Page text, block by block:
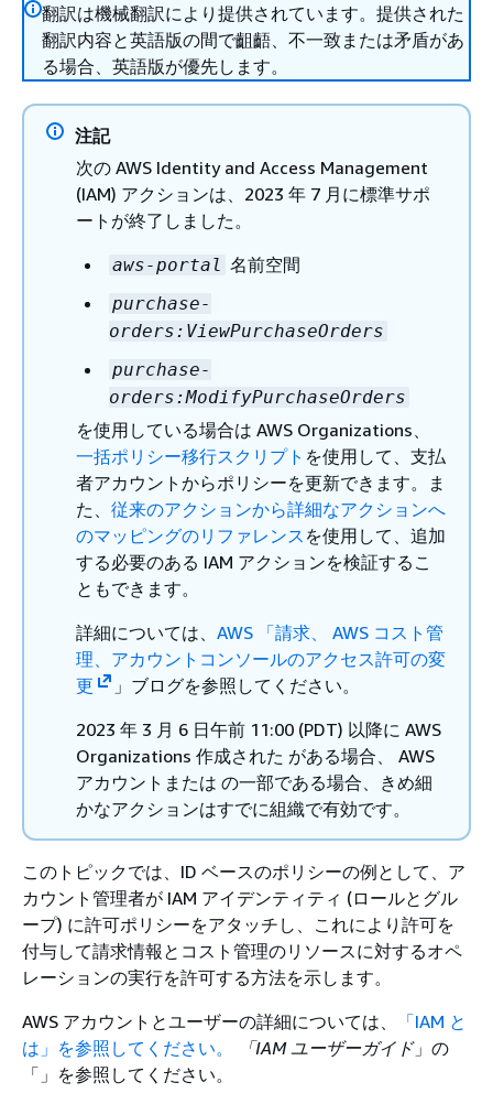
翻訳は機械翻訳により提供されています。提供された
翻訳内容と英語版の間で齟齬、不一致または矛盾があ
る場合、英語版が優先します。
注記
次の AWS Identity and Access Management
(IAM) アクションは、2023 年 7 月に標準サポ
ートが終了しました。
aws-portal 名前空間
purchase-
orders:ViewPurchaseOrders
purchase-
orders:ModifyPurchaseOrders
を使用している場合は AWS Organizations、
一括ポリシー移行スクリプト を使用して、支払
者アカウントからポリシーを更新できます。ま
た、 従来のアクションから詳細なアクションへ
のマッピングのリファレンス を使用して、追加
する必要のある IAM アクションを検証するこ
ともできます。
詳細については、 AWS 「請求、 AWS コスト管
理、アカウントコンソールのアクセス許可の変
更
」ブログを参照してください。
2023 年 3 月 6 日午前 11:00 (PDT) 以降に AWS
Organizations 作成された がある場合、 AWS
アカウントまたは の一部である場合、きめ細
かなアクションはすでに組織で有効です。
このトピックでは、ID ベースのポリシーの例として、ア
カウント管理者が IAM アイデンティティ (ロールとグル
ープ) に許可ポリシーをアタッチし、これにより許可を
付与して請求情報とコスト管理のリソースに対するオペ
レーションの実行を許可する方法を示します。
AWS アカウントとユーザーの詳細については、
「IAM と
は」を参照してください。
「IAM ユーザーガイド」の
「」を参照してください。